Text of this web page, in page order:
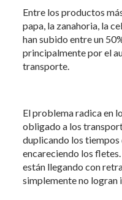
Entre los productos
papa, la zanahoria, la
han subido entre un
principalmente por el
transporte.
El problema radica en
obligado a los
duplicando los
encareciendo los
están llegando con
simplemente no logran